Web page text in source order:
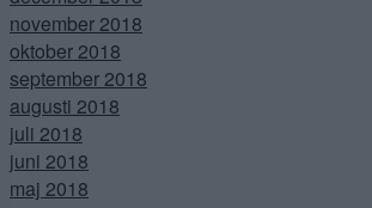
november 2018
oktober 2018
september 2018
augusti 2018
juli 2018
juni 2018
maj 2018